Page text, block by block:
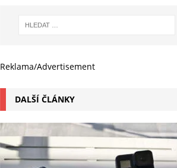
Reklama/Advertisement
DALŠÍ ČLÁNKY